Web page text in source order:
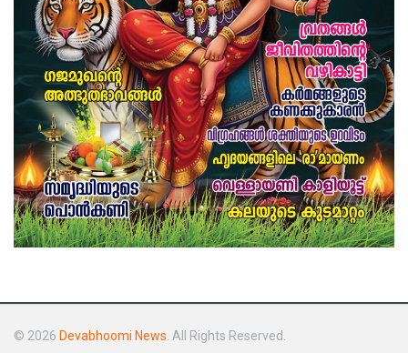
© 2026 Devabhoomi News . All Rights Reserved.